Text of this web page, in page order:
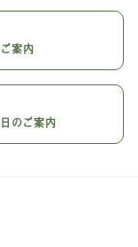
案内
のご案内